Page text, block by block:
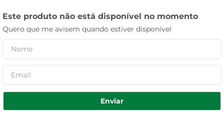
Este produto não está disponível no momento
Quero que me avisem quando estiver disponível
Enviar